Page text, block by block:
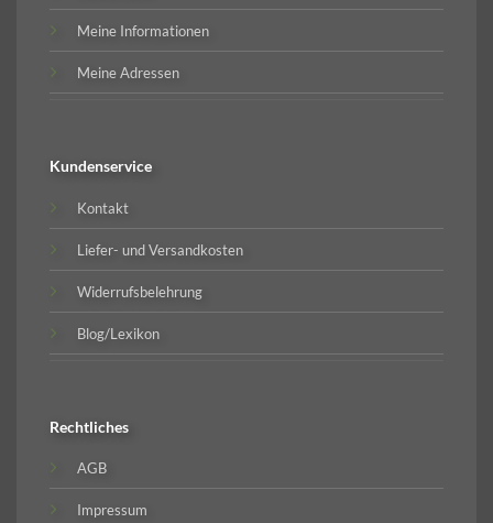
Meine Informationen
Meine Adressen
Kundenservice
Kontakt
Liefer- und Versandkosten
Widerrufsbelehrung
Blog/Lexikon
Rechtliches
AGB
Impressum